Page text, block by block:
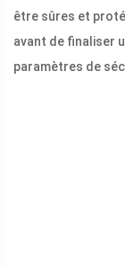
être sûres et
avant de finaliser
paramètres de